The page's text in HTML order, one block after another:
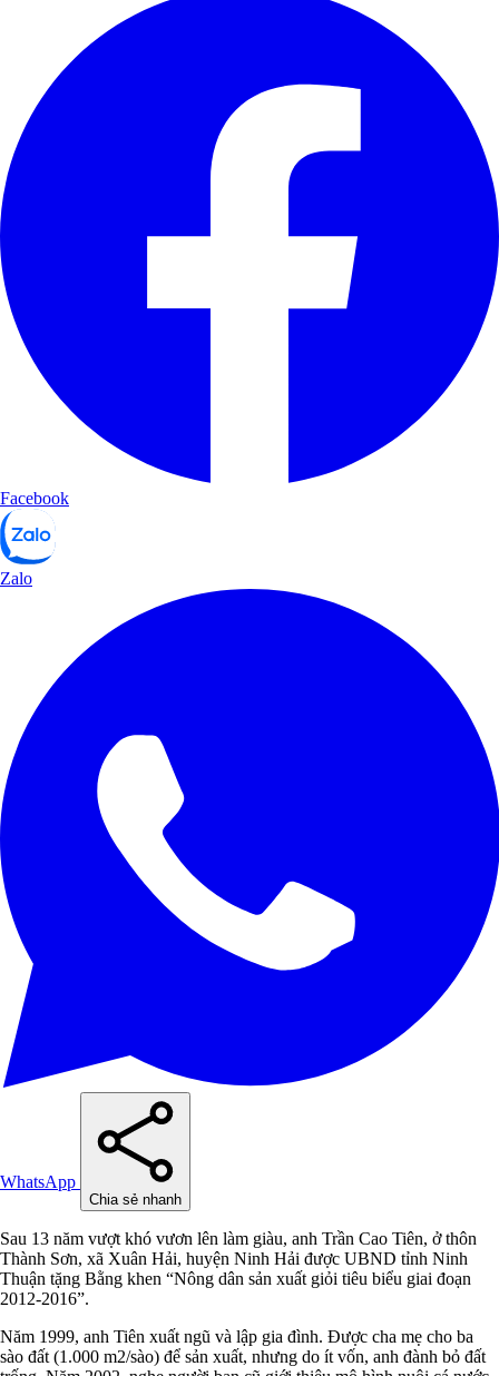
Facebook
Zalo
WhatsApp
Chia sẻ nhanh
Sau 13 năm vượt khó vươn lên làm giàu, anh Trần Cao Tiên, ở thôn
Thành Sơn, xã Xuân Hải, huyện Ninh Hải được UBND tỉnh Ninh
Thuận tặng Bằng khen “Nông dân sản xuất giỏi tiêu biểu giai đoạn
2012-2016”.
Năm 1999, anh Tiên xuất ngũ và lập gia đình. Được cha mẹ cho ba
sào đất (1.000 m2/sào) để sản xuất, nhưng do ít vốn, anh đành bỏ đất